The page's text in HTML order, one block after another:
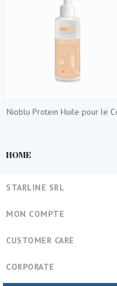
HOME
Nioblu Protein Huile pour le
STARLINE SRL
MON COMPTE
CUSTOMER CARE
CORPORATE